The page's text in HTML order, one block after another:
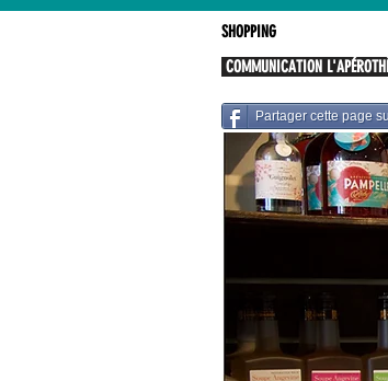
SHOPPING
COMMUNICATION
Partager cette page